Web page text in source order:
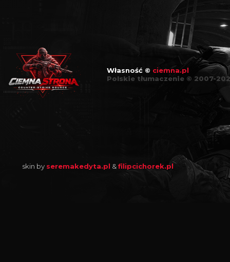
Własność © ciemna.pl
Polskie tłumaczenie © 2007-
skin by seremakedyta.pl &filipcichorek.pl